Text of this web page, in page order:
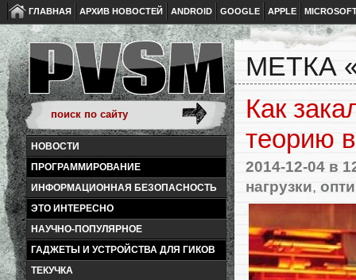
ГЛАВНАЯ АРХИВ НОВОСТЕЙ ANDROID GOOGLE APPLE
НОВОСТИ
ПРОГРАММИРОВАНИЕ
ИНФОРМАЦИОННАЯ БЕЗОПАСНОСТЬ
ЭТО ИНТЕРЕСНО
НАУЧНО-ПОПУЛЯРНОЕ
ГАДЖЕТЫ И УСТРОЙСТВА ДЛЯ ГИКОВ
ТЕКУЧКА
МЕТКА
Как
теорию
2014-12-04 в
нагрузки,